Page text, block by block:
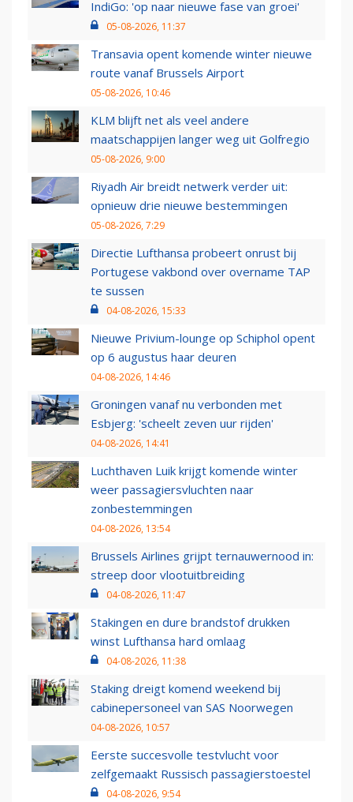
IndiGo: 'op naar nieuwe fase van groei'
05-08-2026, 11:37
Transavia opent komende winter nieuwe
route vanaf Brussels Airport
05-08-2026, 10:46
KLM blijft net als veel andere
maatschappijen langer weg uit Golfregio
05-08-2026, 9:00
Riyadh Air breidt netwerk verder uit:
opnieuw drie nieuwe bestemmingen
05-08-2026, 7:29
Directie Lufthansa probeert onrust bij
Portugese vakbond over overname TAP
te sussen
04-08-2026, 15:33
Nieuwe Privium-lounge op Schiphol opent
op 6 augustus haar deuren
04-08-2026, 14:46
Groningen vanaf nu verbonden met
Esbjerg: 'scheelt zeven uur rijden'
04-08-2026, 14:41
Luchthaven Luik krijgt komende winter
weer passagiersvluchten naar
zonbestemmingen
04-08-2026, 13:54
Brussels Airlines grijpt ternauwernood in:
streep door vlootuitbreiding
04-08-2026, 11:47
Stakingen en dure brandstof drukken
winst Lufthansa hard omlaag
04-08-2026, 11:38
Staking dreigt komend weekend bij
cabinepersoneel van SAS Noorwegen
04-08-2026, 10:57
Eerste succesvolle testvlucht voor
zelfgemaakt Russisch passagierstoestel
04-08-2026, 9:54